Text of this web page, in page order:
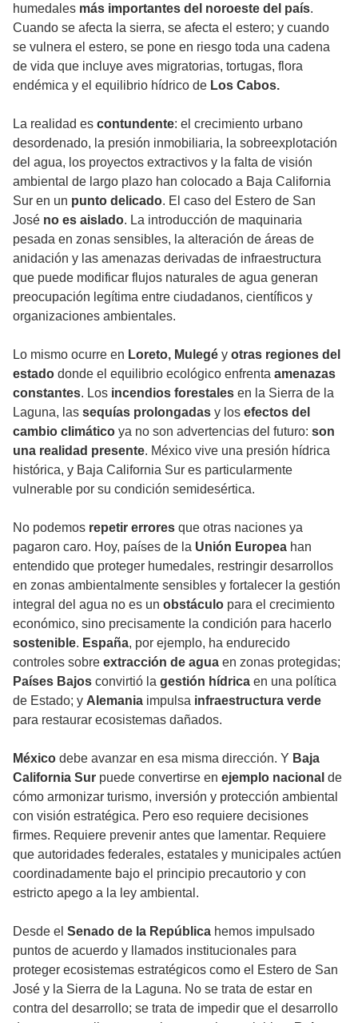
humedales más importantes del noroeste del país.
Cuando se afecta la sierra, se afecta el estero; y cuando
se vulnera el estero, se pone en riesgo toda una cadena
de vida que incluye aves migratorias, tortugas, flora
endémica y el equilibrio hídrico de Los Cabos.
La realidad es contundente: el crecimiento urbano
desordenado, la presión inmobiliaria, la sobreexplotación
del agua, los proyectos extractivos y la falta de visión
ambiental de largo plazo han colocado a Baja California
Sur en un punto delicado. El caso del Estero de San
José no es aislado. La introducción de maquinaria
pesada en zonas sensibles, la alteración de áreas de
anidación y las amenazas derivadas de infraestructura
que puede modificar flujos naturales de agua generan
preocupación legítima entre ciudadanos, científicos y
organizaciones ambientales.
Lo mismo ocurre en Loreto, Mulegé y otras regiones del
estado donde el equilibrio ecológico enfrenta amenazas
constantes. Los incendios forestales en la Sierra de la
Laguna, las sequías prolongadas y los efectos del
cambio climático ya no son advertencias del futuro: son
una realidad presente. México vive una presión hídrica
histórica, y Baja California Sur es particularmente
vulnerable por su condición semidesértica.
No podemos repetir errores que otras naciones ya
pagaron caro. Hoy, países de la Unión Europea han
entendido que proteger humedales, restringir desarrollos
en zonas ambientalmente sensibles y fortalecer la gestión
integral del agua no es un obstáculo para el crecimiento
económico, sino precisamente la condición para hacerlo
sostenible. España, por ejemplo, ha endurecido
controles sobre extracción de agua en zonas protegidas;
Países Bajos convirtió la gestión hídrica en una política
de Estado; y Alemania impulsa infraestructura verde
para restaurar ecosistemas dañados.
México debe avanzar en esa misma dirección. Y Baja
California Sur puede convertirse en ejemplo nacional de
cómo armonizar turismo, inversión y protección ambiental
con visión estratégica. Pero eso requiere decisiones
firmes. Requiere prevenir antes que lamentar. Requiere
que autoridades federales, estatales y municipales actúen
coordinadamente bajo el principio precautorio y con
estricto apego a la ley ambiental.
Desde el Senado de la República hemos impulsado
puntos de acuerdo y llamados institucionales para
proteger ecosistemas estratégicos como el Estero de San
José y la Sierra de la Laguna. No se trata de estar en
contra del desarrollo; se trata de impedir que el desarrollo